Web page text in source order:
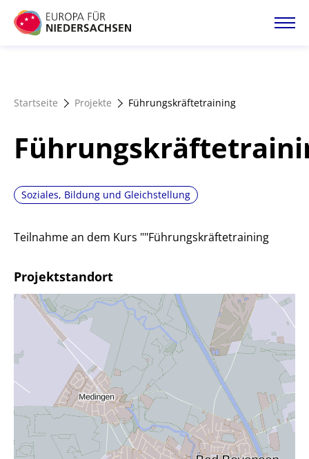
Direkt
zum
Förderangebote
Magazin
Startseite Projekte Führungskräftetraining
Soziales, Bildung und Gleichstellung
Teilnahme an dem Kurs ""Führungskräftetraining
Projektstandort